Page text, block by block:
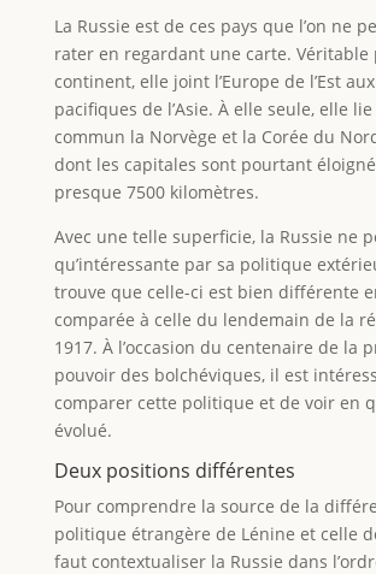
La Russie est de ces pays que l’on ne
rater en regardant une carte. Véritable
continent, elle joint l’Europe de l’Est
pacifiques de l’Asie. À elle seule, elle lie
commun la Norvège et la Corée du
dont les capitales sont pourtant
presque 7500 kilomètres.
Avec une telle superficie, la Russie ne
qu’intéressante par sa politique
trouve que celle-ci est bien différente
comparée à celle du lendemain de la
1917. À l’occasion du centenaire de la
pouvoir des bolchéviques, il est
comparer cette politique et de voir en
évolué.
Deux positions différentes
Pour comprendre la source de la
politique étrangère de Lénine et celle
faut contextualiser la Russie dans